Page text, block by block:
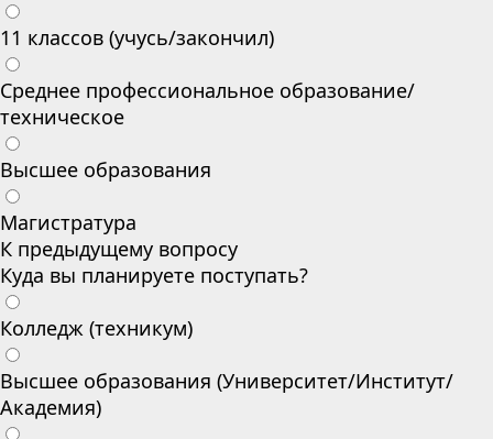
11 классов (учусь/закончил)
Среднее профессиональное образование/
техническое
Высшее образования
Магистратура
К предыдущему вопросу
Куда вы планируете поступать?
Колледж (техникум)
Высшее образования (Университет/Институт/
Академия)